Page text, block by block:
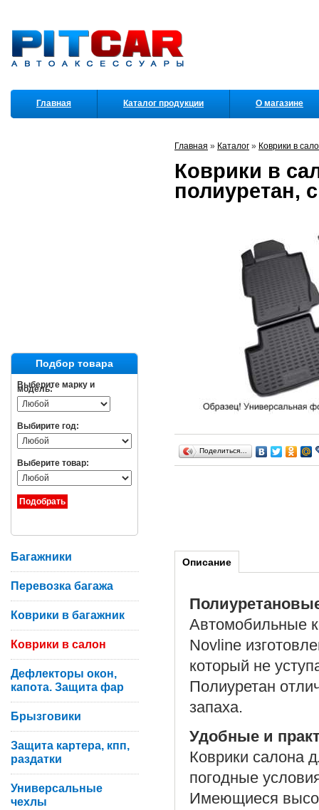
Главная » Каталог » Коврики в
Коврики в
полиуретан,
Поделиться…
Описание
Автомобильные
Novline
который не
Полиуретан
запаха.
Удобные и
Коврики салона
погодные
Имеющиеся
Главная Каталог продукции О магазине
Подбор товара
Выберите марку и
модель:
Выбирите год:
Выберите товар:
Багажники
Перевозка багажа
Коврики в багажник
Коврики в салон
Дефлекторы окон,
капота. Защита фар
Брызговики
Защита картера, кпп,
раздатки
Универсальные
чехлы